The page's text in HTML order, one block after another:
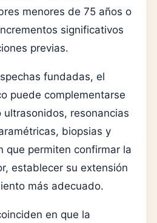
menores de 75 años o
significativos
previas.
fundadas, el
puede complementarse
resonancias
biopsias y
que permiten confirmar la
establecer su extensión
más adecuado.
en que la